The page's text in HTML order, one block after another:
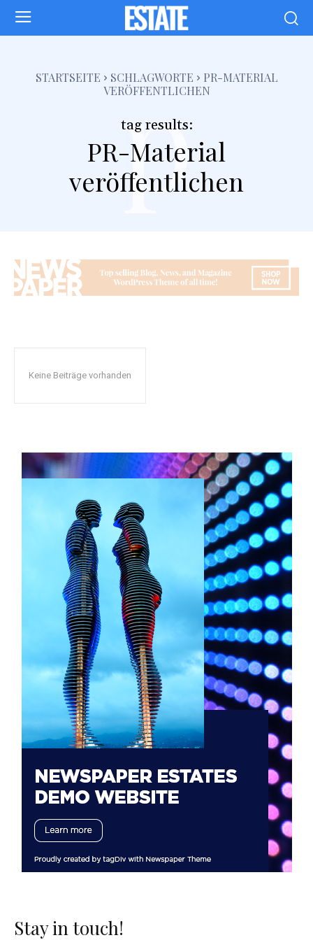
STARTSEITE SCHLAGWORTE
PR-MATERIAL
VERÖFFENTLICHEN
tag results:
PR-Material
veröffentlichen
p
Keine Beiträge vorhanden
Stay in touch!